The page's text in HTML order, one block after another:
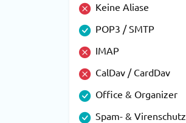
Keine Aliase
POP3 / SMTP
IMAP
CalDav / CardDav
Office & Organizer
Spam- & Virenschutz